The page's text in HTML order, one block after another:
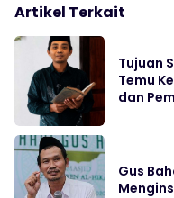
Artikel Terkait
Tujuan
Temu
dan
Gus